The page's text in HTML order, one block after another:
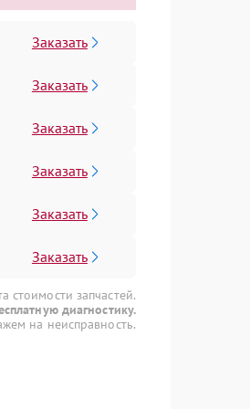
Заказать
Заказать
Заказать
Заказать
Заказать
Заказать
стоимости запчастей.
диагностику.
на неисправность.